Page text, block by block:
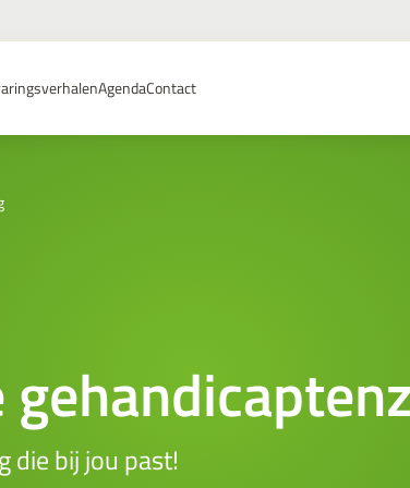
AgendaContact
die bij jou past!